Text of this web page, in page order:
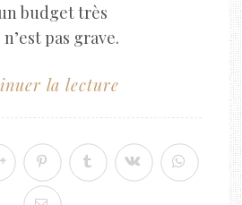
budget très
pas grave.
la lecture